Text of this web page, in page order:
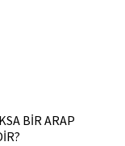
BİR ARAP